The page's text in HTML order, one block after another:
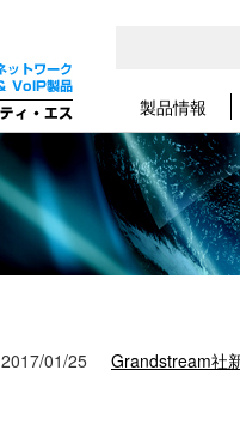
製品情報
2017/01/25 Grandstream社